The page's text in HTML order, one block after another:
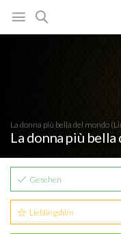
La donna più bella del mondo
La donna più
Gesehen
Lieblingsfilm